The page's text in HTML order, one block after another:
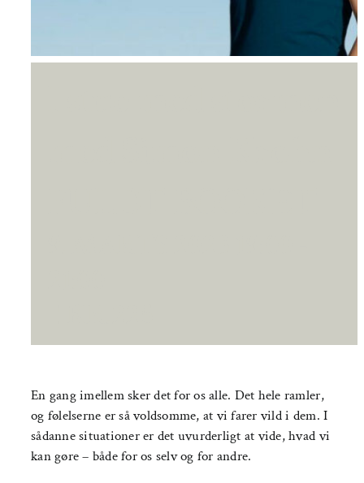
En gang imellem sker det for os alle. Det hele ramler,
og følelserne er så voldsomme, at vi farer vild i dem. I
sådanne situationer er det uvurderligt at vide, hvad vi
kan gøre – både for os selv og for andre.